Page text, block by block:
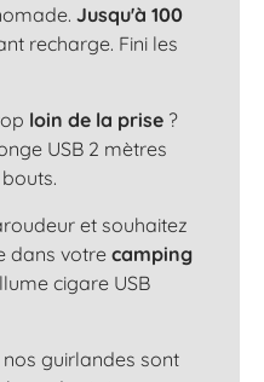
Jusqu'à 100
recharge. Fini les
loin de la prise ?
USB 2 mètres
et souhaitez
dans votre camping
cigare USB
guirlandes sont